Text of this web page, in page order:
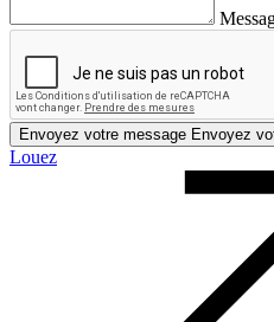
Envoyez votre message Envoyez
Louez